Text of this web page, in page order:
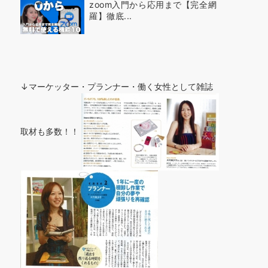
zoom入門から応用まで【完全網
羅】徹底...
↓マーケッター・プランナー・働く女性として雑誌
取材も多数！！